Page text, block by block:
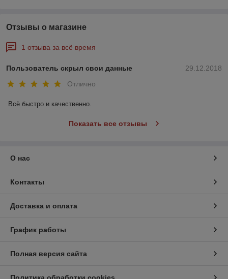
Отзывы о магазине
1 отзыва за всё время
29.12.2018
Пользователь скрыл свои данные
Отлично
Всё быстро и качественно.
Показать все отзывы
О нас
Контакты
Доставка и оплата
График работы
Полная версия сайта